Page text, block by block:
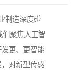
制造深度碰
们聚焦人工智
更、更智能
对新型传感